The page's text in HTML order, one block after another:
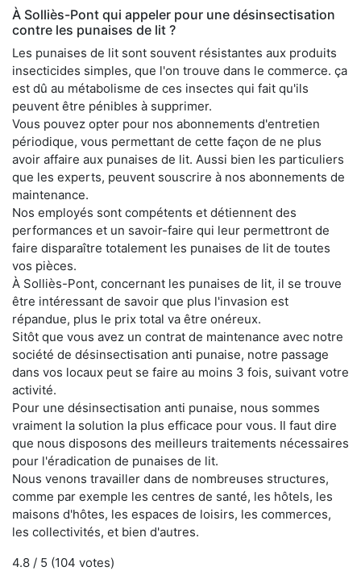
À Solliès-Pont qui appeler pour une désinsectisation
contre les punaises de lit ?
Les punaises de lit sont souvent résistantes aux produits
insecticides simples, que l'on trouve dans le commerce. ça
est dû au métabolisme de ces insectes qui fait qu'ils
peuvent être pénibles à supprimer.
Vous pouvez opter pour nos abonnements d'entretien
périodique, vous permettant de cette façon de ne plus
avoir affaire aux punaises de lit. Aussi bien les particuliers
que les experts, peuvent souscrire à nos abonnements de
maintenance.
Nos employés sont compétents et détiennent des
performances et un savoir-faire qui leur permettront de
faire disparaître totalement les punaises de lit de toutes
vos pièces.
À Solliès-Pont, concernant les punaises de lit, il se trouve
être intéressant de savoir que plus l'invasion est
répandue, plus le prix total va être onéreux.
Sitôt que vous avez un contrat de maintenance avec notre
société de désinsectisation anti punaise, notre passage
dans vos locaux peut se faire au moins 3 fois, suivant votre
activité.
Pour une désinsectisation anti punaise, nous sommes
vraiment la solution la plus efficace pour vous. Il faut dire
que nous disposons des meilleurs traitements nécessaires
pour l'éradication de punaises de lit.
Nous venons travailler dans de nombreuses structures,
comme par exemple les centres de santé, les hôtels, les
maisons d'hôtes, les espaces de loisirs, les commerces,
les collectivités, et bien d'autres.
4.8 / 5 (104 votes)